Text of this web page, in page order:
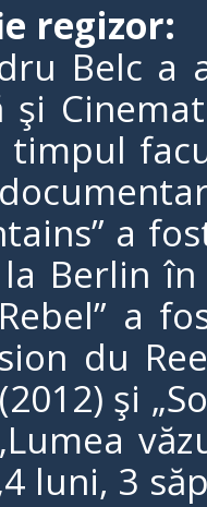
regizor:
Belc a
şi
timpul
a
Berlin
a
du
şi
luni, 3